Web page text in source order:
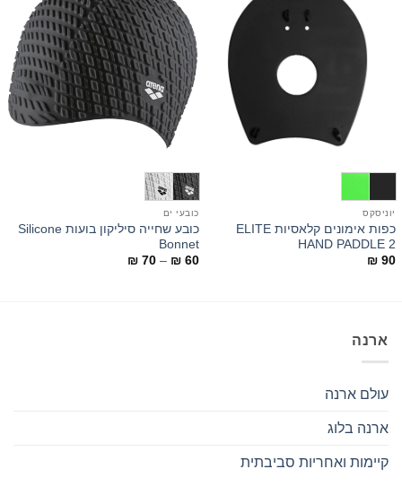
יוניסקס
כפות אימונים קלאסיות ELITE
HAND PADDLE 2
₪ 90
כובעי ים
כובע שחייה סיליקון בועות Silicone
Bonnet
₪ 60
–
₪ 70
ארנה
עולם ארנה
ארנה בלוג
קיימות ואחריות סביבתית